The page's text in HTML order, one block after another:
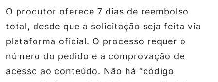
O produtor oferece 7 dias de reembolso
total, desde que a solicitação seja feita via
plataforma oficial. O processo requer o
número do pedido e a comprovação de
acesso ao conteúdo. Não há “código